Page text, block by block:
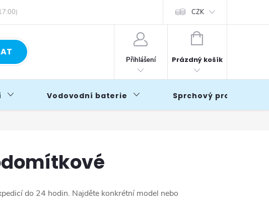
CZK
Přihlášení
NÁKUPNÍ
Prázdný košík
Vodovodní baterie Sprchový program
do 24 hodin. Najděte konkrétní model nebo